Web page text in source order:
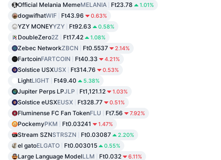
Official Melania MemeMELANIA Ft23.78 1.01%
dogwifhatWIF Ft43.96 0.63%
YZY MONEYYZY Ft92.63 0.58%
DoubleZero2Z Ft17.42 1.08%
Zebec NetworkZBCN Ft0.5537 2.14%
FartcoinFARTCOIN Ft40.33 4.21%
Solstice USXUSX Ft314.76 0.53%
LightLIGHT Ft49.40 5.38%
Jupiter Perps LPJLP Ft1,121.12 1.03%
Solstice eUSXEUSX Ft328.77 0.51%
Fluminense FC Fan TokenFLU Ft7.56 7.92%
PockemyPKM Ft0.03241 1.47%
Stream SZNSTRSZN Ft0.03087 2.20%
el gatoELGATO Ft0.003015 0.55%
Large Language ModelLLM Ft0.032 6.11%